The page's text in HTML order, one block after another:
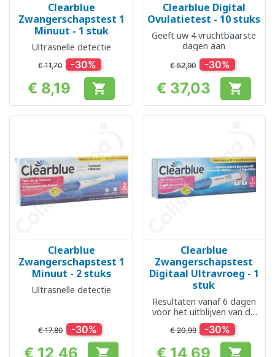
Clearblue
Zwangerschapstest 1
Minuut - 1 stuk
Ultrasnelle detectie
€ 11,70 -30%
Prijs
€ 8,19 
Clearblue Digital
Ovulatietest - 10 stuks
Geeft uw 4 vruchtbaarste
dagen aan
€ 52,90 -30%
Prijs
€ 37,03 
Clearblue
Zwangerschapstest 1
Minuut - 2 stuks
Ultrasnelle detectie
€ 17,80 -30%
€ 12,46 
Clearblue
Zwangerschapstest
Digitaal Ultravroeg - 1
stuk
Resultaten vanaf 6 dagen
voor het uitblijven van de
menstruatie
€ 20,99 -30%
€ 14,69 